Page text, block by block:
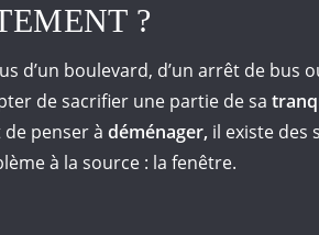
?
d’un boulevard, d’un arrêt de bus
de sacrifier une partie de sa
penser à déménager, il existe des
à la source : la fenêtre.